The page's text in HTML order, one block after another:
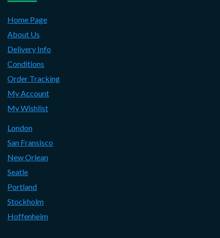
Home Page
About Us
Delivery Info
Conditions
Order Tracking
My Account
My Wishlist
London
San Fransisco
New Orlean
Seatle
Portland
Stockholm
Hoffenheim